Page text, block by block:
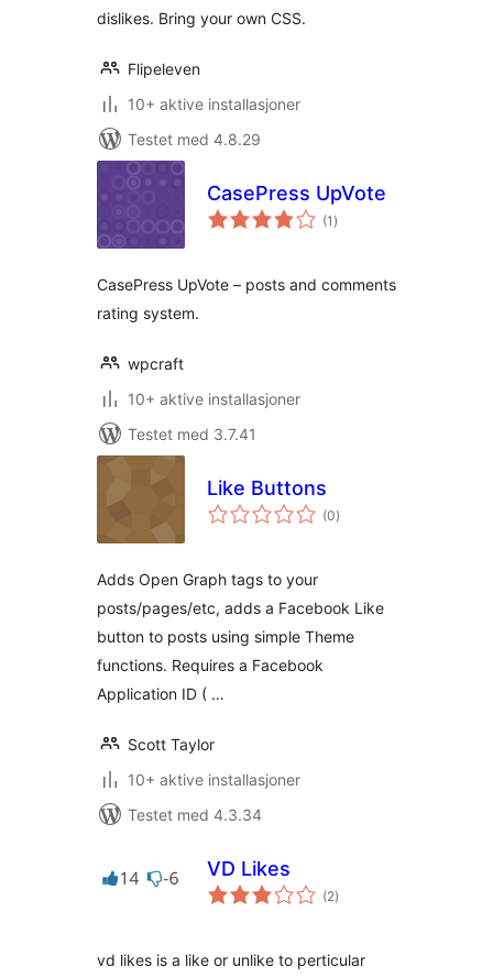
dislikes. Bring your own CSS.
Flipeleven
10+ aktive installasjoner
Testet med 4.8.29
CasePress UpVote
(1 totale
vurderinger
)
CasePress UpVote – posts and comments
rating system.
wpcraft
10+ aktive installasjoner
Testet med 3.7.41
Like Buttons
(0totale
vurderinger
)
Adds Open Graph tags to your
posts/pages/etc, adds a Facebook Like
button to posts using simple Theme
functions. Requires a Facebook
Application ID ( …
Scott Taylor
10+ aktive installasjoner
Testet med 4.3.34
VD Likes
(2totale
vurderinger
)
vd likes is a like or unlike to perticular